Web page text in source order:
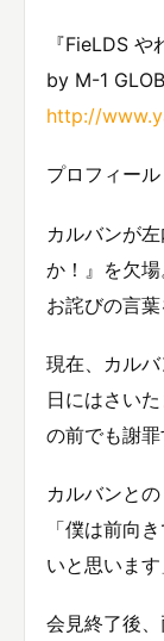
『FieLDS
by M-1
http://
プロフィー
カルバンが
か！』を欠
お詫びの言
現在、カル
日にはさい
の前でも謝
カルバンと
「僕は前向
いと思いま
会見終了後